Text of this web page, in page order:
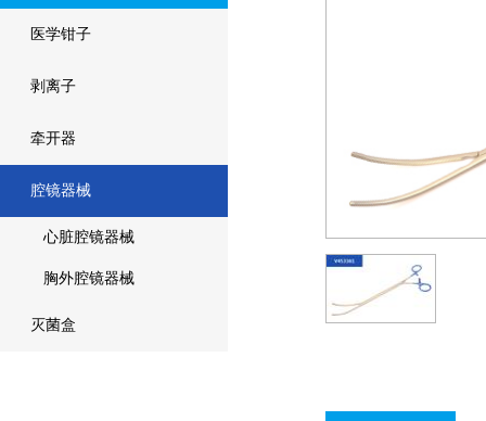
医学钳子
剥离子
牵开器
腔镜器械
心脏腔镜器械
胸外腔镜器械
灭菌盒